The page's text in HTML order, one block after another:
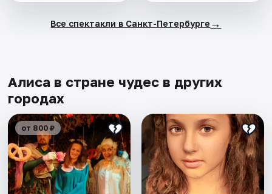
Все спектакли в Санкт-Петербурге →
Алиса в стране чудес в других
городах
от 800 ₽